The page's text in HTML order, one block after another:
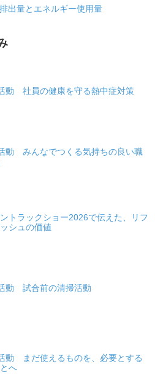
出量とエネルギー使用量
動 社員の健康を守る熱中症対策
動 みんなでつくる気持ちの良い職
トラックショー2026で伝えた、リフ
シュの価値
動 試合前の清掃活動
動 まだ使えるものを、必要とする
へ